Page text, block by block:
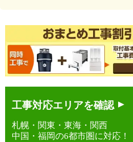
繊維質生ゴミ粉砕可
工事対応エリアを確認
札幌・関東・東海・関西
中国・福岡の6都市圏に対応！